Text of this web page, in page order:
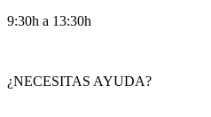
9:30h a 13:30h
¿NECESITAS AYUDA?